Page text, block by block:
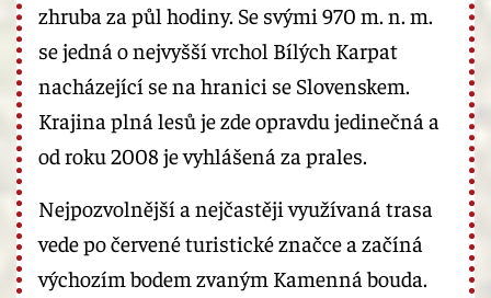
zhruba za půl hodiny. Se svými 970 m. n. m.
se jedná o nejvyšší vrchol Bílých Karpat
nacházející se na hranici se Slovenskem.
Krajina plná lesů je zde opravdu jedinečná a
od roku 2008 je vyhlášená za prales.
Nejpozvolnější a nejčastěji využívaná trasa
vede po červené turistické značce a začíná
výchozím bodem zvaným Kamenná bouda.